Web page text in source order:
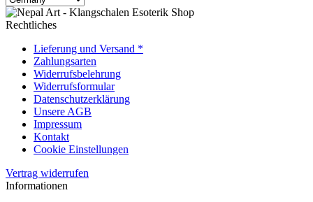
Rechtliches
Lieferung und Versand *
Zahlungsarten
Widerrufsbelehrung
Widerrufsformular
Datenschutzerklärung
Unsere AGB
Impressum
Kontakt
Cookie Einstellungen
Vertrag widerrufen
Informationen